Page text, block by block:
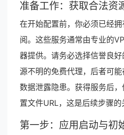
准备工作：获取合法资
在开始配置前，你必须已经
阅。这些服务通常由专业的
器提供。请务必选择信誉良
源不明的免费代理，后者可
数据泄露隐患。获得服务后
置文件URL，这是后续步骤的
第一步：应用启动与初